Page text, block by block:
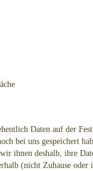
Daten auf der
bei uns gespeichert
ihnen deshalb, ihre
(nicht Zuhause